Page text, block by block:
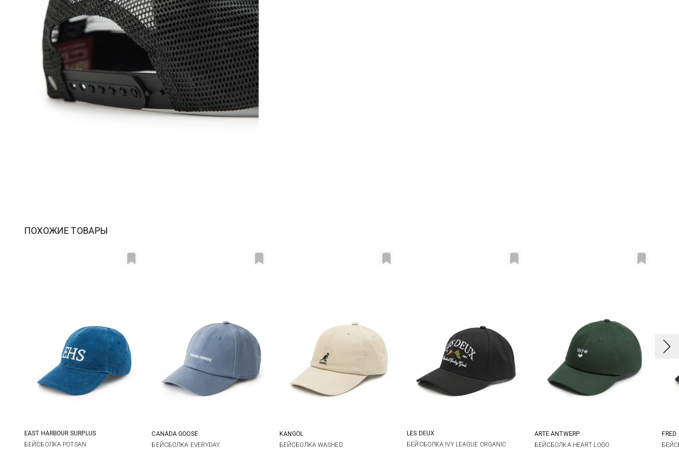
ПОХОЖИЕ ТОВАРЫ
One size
EAST HARBOUR SURPLUS
БЕЙСБОЛКА POTSAN
One size
CANADA GOOSE
БЕЙСБОЛКА EVERYDAY
One size
KANGOL
БЕЙСБОЛКА WASHED
One size
LES DEUX
БЕЙСБОЛКА IVY LEAGUE ORGANIC
One size
ARTE ANTWERP
БЕЙСБОЛКА HEART LOGO
FRED